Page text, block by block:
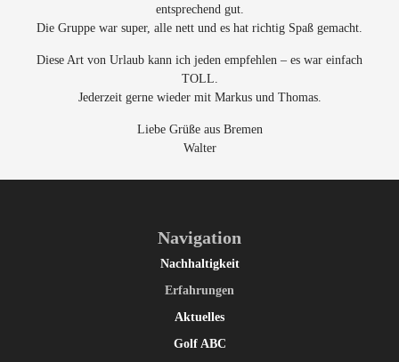
entsprechend gut.
Die Gruppe war super, alle nett und es hat richtig Spaß gemacht.
Diese Art von Urlaub kann ich jeden empfehlen – es war einfach
TOLL.
Jederzeit gerne wieder mit Markus und Thomas.
Liebe Grüße aus Bremen
Walter
Navigation
Nachhaltigkeit
Erfahrungen
Aktuelles
Golf ABC